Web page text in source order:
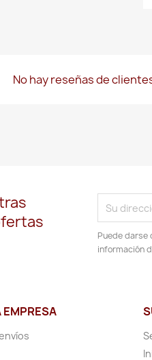
No hay reseñas de
Puede darse
información
EMPRESA